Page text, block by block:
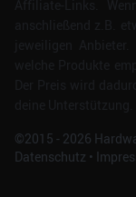
©2015 - 2026
Datenschutz •